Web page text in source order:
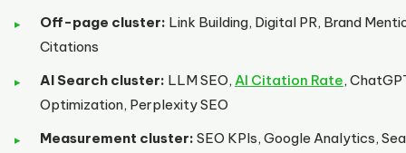
Off-page cluster: Link Building, Digital PR, Brand
Citations
AI Search cluster: LLM SEO, AI Citation Rate,
Optimization, Perplexity SEO
Measurement cluster: SEO KPIs, Google Analytics,